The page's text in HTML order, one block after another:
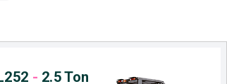
- 2.5 Ton